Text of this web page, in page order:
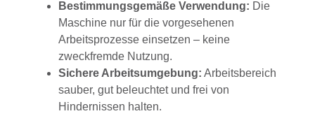
Bestimmungsgemäße Verwendung: Die
Maschine nur für die vorgesehenen
Arbeitsprozesse einsetzen – keine
zweckfremde Nutzung.
Sichere Arbeitsumgebung: Arbeitsbereich
sauber, gut beleuchtet und frei von
Hindernissen halten.